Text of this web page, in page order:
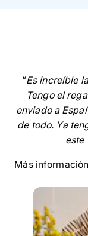
“Es increíble
Tengo el
enviado a
de todo. Ya
este
Más